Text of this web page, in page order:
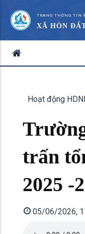
TRANG THÔNG TIN
XÃ HÒN
Hoạt động
trấn
2025 -
05/06/2026,